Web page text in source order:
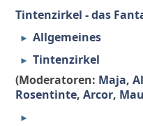
Tintenzirkel - das
► Allgemeines
► Tintenzirkel
(Moderatoren: Maja,
Rosentinte, Arcor,
►